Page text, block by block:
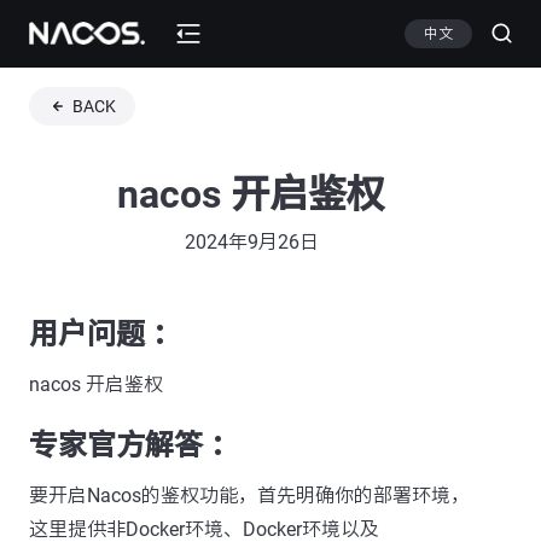
中文
BACK
nacos 开启鉴权
2024年9月26日
用户问题 ：
nacos 开启鉴权
专家官方解答 ：
要开启Nacos的鉴权功能，首先明确你的部署环境，
这里提供非Docker环境、Docker环境以及